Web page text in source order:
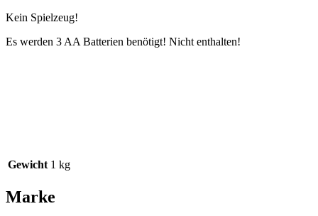
Kein Spielzeug!
Es werden 3 AA Batterien benötigt! Nicht enthalten!
Gewicht 1 kg
Marke